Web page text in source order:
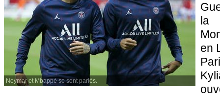
Neymar et Mbappé se sont parlés.
la
en